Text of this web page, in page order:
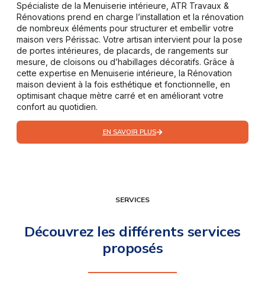
Spécialiste de la Menuiserie intérieure, ATR Travaux &
Rénovations prend en charge l’installation et la rénovation
de nombreux éléments pour structurer et embellir votre
maison vers Périssac. Votre artisan intervient pour la pose
de portes intérieures, de placards, de rangements sur
mesure, de cloisons ou d’habillages décoratifs. Grâce à
cette expertise en Menuiserie intérieure, la Rénovation
maison devient à la fois esthétique et fonctionnelle, en
optimisant chaque mètre carré et en améliorant votre
confort au quotidien.
EN SAVOIR PLUS
SERVICES
Découvrez les différents services
proposés